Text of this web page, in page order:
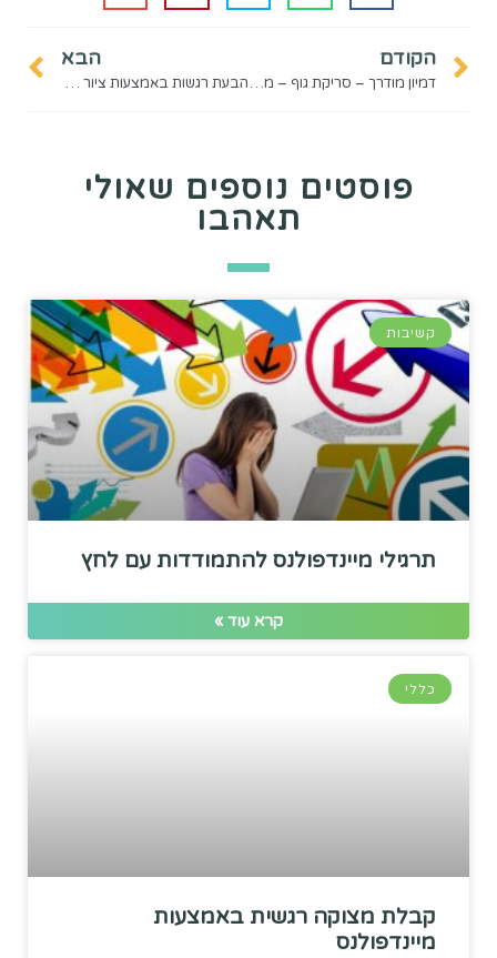
הקודם
דמיון מודרך – סריקת גוף – מה איתי?
הבא
הבעת רגשות באמצעות ציור קשוב
פוסטים נוספים שאולי
תאהבו
קשיבות
תרגילי מיינדפולנס להתמודדות עם לחץ
קרא עוד »
כללי
קבלת מצוקה רגשית באמצעות
מיינדפולנס